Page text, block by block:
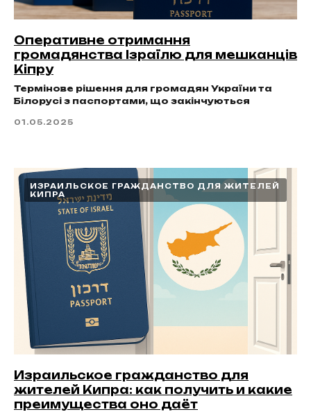
Оперативне отримання
громадянства Ізраїлю для мешканців
Кіпру
Термінове рішення для громадян України та
Білорусі з паспортами, що закінчуються
01.05.2025
ИЗРАИЛЬСКОЕ ГРАЖДАНСТВО ДЛЯ ЖИТЕЛЕЙ
КИПРА
Израильское гражданство для
жителей Кипра: как получить и какие
преимущества оно даёт